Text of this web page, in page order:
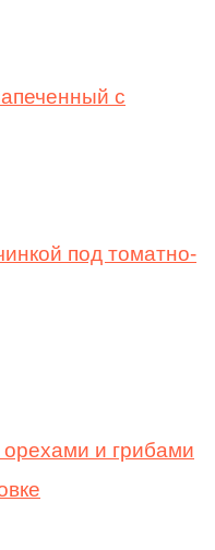
с
под томатно-
и грибами